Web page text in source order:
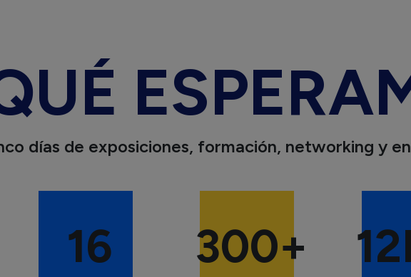
días de exposiciones, formación, networking y
16 300+ 12